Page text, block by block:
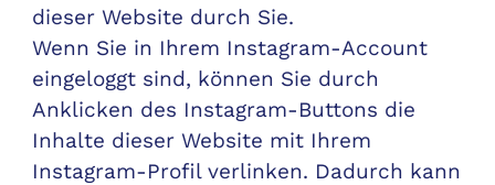
dieser Website durch Sie.
Wenn Sie in Ihrem Instagram-Account
eingeloggt sind, können Sie durch
Anklicken des Instagram-Buttons die
Inhalte dieser Website mit Ihrem
Instagram-Profil verlinken. Dadurch kann